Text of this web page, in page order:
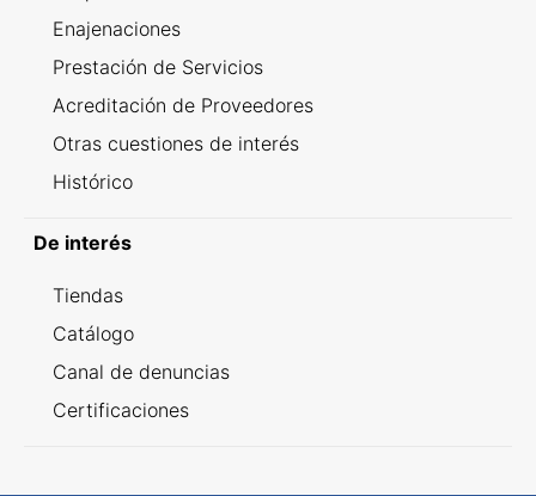
Enajenaciones
Prestación de Servicios
Acreditación de Proveedores
Otras cuestiones de interés
Histórico
De interés
Tiendas
Catálogo
Canal de denuncias
Certificaciones